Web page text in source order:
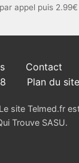
appel puis
Contact
Plan du site
site Telmed.fr
Trouve SASU.